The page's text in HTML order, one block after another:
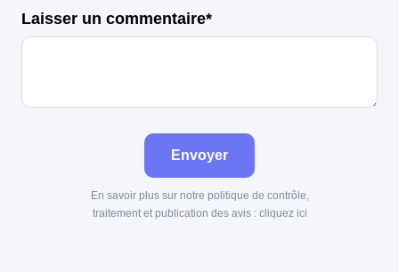
Laisser un commentaire*
Envoyer
En savoir plus sur notre politique de contrôle,
traitement et publication des avis : cliquez ici